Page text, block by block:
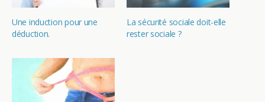
Une induction pour une
déduction.
La sécurité sociale doit-elle
rester sociale ?